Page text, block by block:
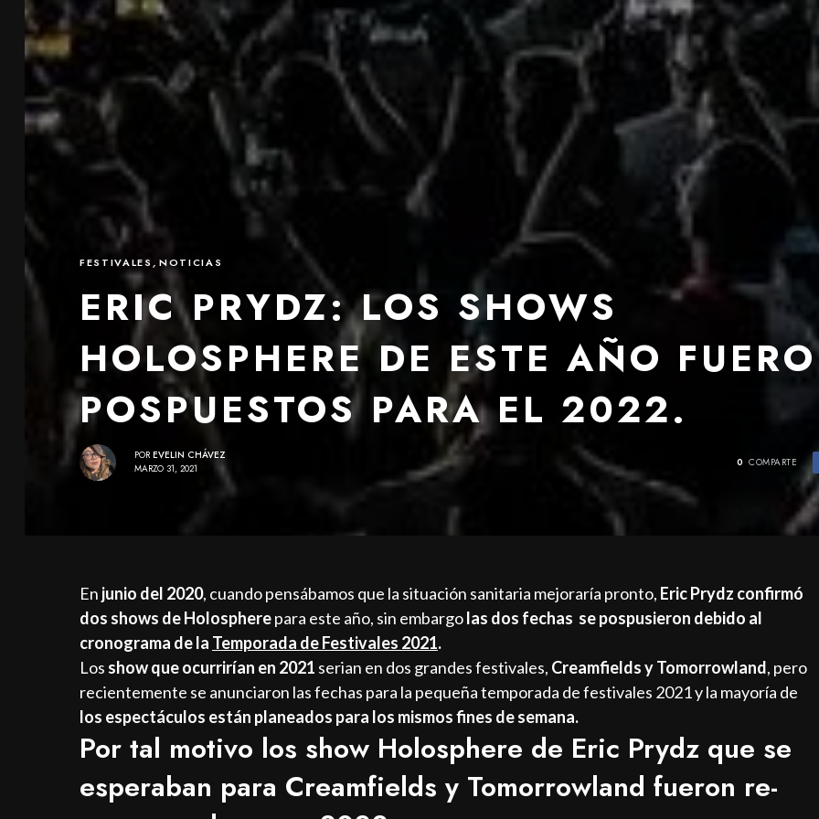
FESTIVALES , NOTICIAS
ERIC PRYDZ: LOS SHOWS
HOLOSPHERE DE ESTE AÑO
POSPUESTOS PARA EL 2022.
POR EVELIN CHÁVEZ
MARZO 31, 2021
0 COMPARTE
En junio del 2020, cuando pensábamos que la situación sanitaria mejoraría pronto, Eric Prydz confirmó
dos shows de Holospherepara este año, sin embargolas dos fechas se pospusieron debido al
cronograma de la Temporada de Festivales 2021.
Los show que ocurrirían en 2021 serian en dos grandes festivales, Creamfields y Tomorrowland, pero
recientemente se anunciaron las fechas para la pequeña temporada de festivales 2021 y la mayoría de
los espectáculos están planeados para los mismos fines de semana.
Por tal motivo los show Holosphere de Eric Prydz que se
esperaban para Creamfields y Tomorrowland fueron re-